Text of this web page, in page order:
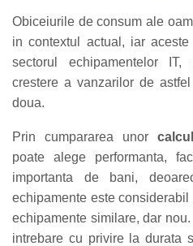
Obiceiurile de consum ale
in contextul actual, iar
sectorul echipamentelor
crestere a vanzarilor de
doua.
Prin cumpararea unor
poate alege performanta,
importanta de bani,
echipamente este
echipamente similare, dar
intrebare cu privire la durata